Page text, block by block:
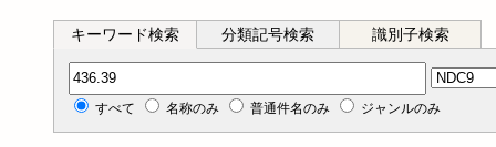
キーワード検索 分類記号検索 識別子検索
分類記号検索
すべて 名称のみ 普通件名のみ ジャンルのみ